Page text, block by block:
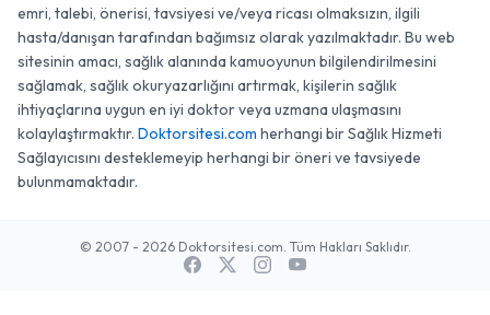
emri, talebi, önerisi, tavsiyesi ve/veya ricası olmaksızın, ilgili
hasta/danışan tarafından bağımsız olarak yazılmaktadır. Bu web
sitesinin amacı, sağlık alanında kamuoyunun bilgilendirilmesini
sağlamak, sağlık okuryazarlığını artırmak, kişilerin sağlık
ihtiyaçlarına uygun en iyi doktor veya uzmana ulaşmasını
kolaylaştırmaktır. Doktorsitesi.com herhangi bir Sağlık Hizmeti
Sağlayıcısını desteklemeyip herhangi bir öneri ve tavsiyede
bulunmamaktadır.
© 2007 - 2026 Doktorsitesi.com. Tüm Hakları Saklıdır.